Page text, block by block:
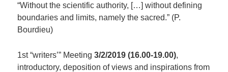
“Without the scientific authority, […] without defining
boundaries and limits, namely the sacred.” (P.
Bourdieu)
1st“writers’” Meeting3/2/2019 (16.00-19.00),
introductory, deposition of views and inspirations from